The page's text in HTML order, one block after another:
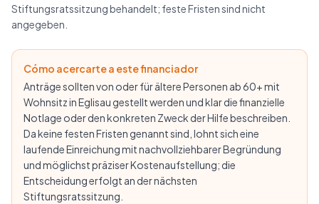
Stiftungsratssitzung behandelt; feste Fristen sind nicht
angegeben.
Cómo acercarte a este financiador
Anträge sollten von oder für ältere Personen ab 60+ mit
Wohnsitz in Eglisau gestellt werden und klar die finanzielle
Notlage oder den konkreten Zweck der Hilfe beschreiben.
Da keine festen Fristen genannt sind, lohnt sich eine
laufende Einreichung mit nachvollziehbarer Begründung
und möglichst präziser Kostenaufstellung; die
Entscheidung erfolgt an der nächsten
Stiftungsratssitzung.